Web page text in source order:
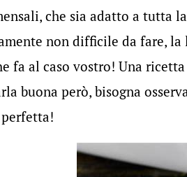
che sia adatto a tutta
non difficile da fare,
fa al caso vostro! Una
buona però, bisogna